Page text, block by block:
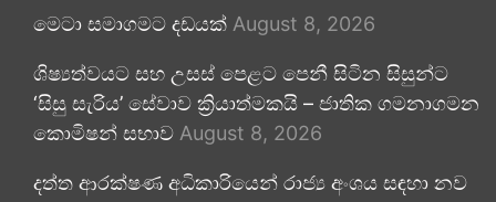
මෙටා සමාගමට දඩයක් August 8, 2026
ශිෂ්‍යත්වයට සහ උසස් පෙළට පෙනී සිටින සිසුන්ට
‘සිසු සැරිය’ සේවාව ක්‍රියාත්මකයි – ජාතික ගමනාගමන
කොමිෂන් සභාව August 8, 2026
දත්ත ආරක්ෂණ අධිකාරියෙන් රාජ්‍ය අංශය සඳහා නව